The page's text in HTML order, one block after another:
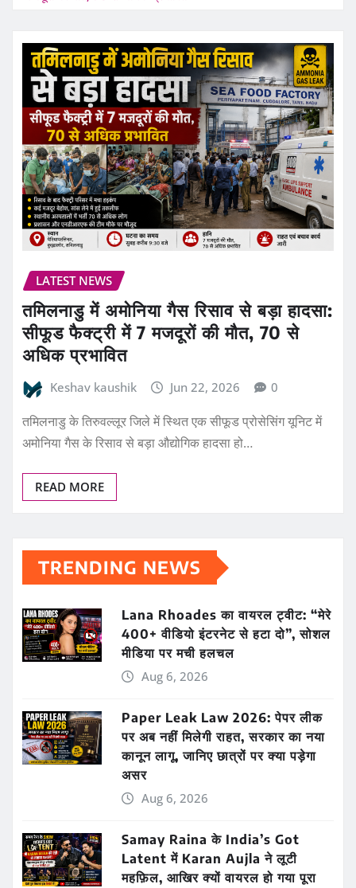
LATEST NEWS
तमिलनाडु में अमोनिया गैस रिसाव से बड़ा हादसा:
सीफूड फैक्ट्री में 7 मजदूरों की मौत, 70 से
अधिक प्रभावित
Keshav kaushik Jun 22, 2026 0
तमिलनाडु के तिरुवल्लूर जिले में स्थित एक सीफूड प्रोसेसिंग यूनिट में
अमोनिया गैस के रिसाव से बड़ा औद्योगिक हादसा हो…
READ MORE
TRENDING NEWS
Lana Rhoades का वायरल ट्वीट: “मेरे
400+ वीडियो इंटरनेट से हटा दो”, सोशल
मीडिया पर मची हलचल
Aug 6, 2026
Paper Leak Law 2026: पेपर लीक
पर अब नहीं मिलेगी राहत, सरकार का नया
कानून लागू, जानिए छात्रों पर क्या पड़ेगा
असर
Aug 6, 2026
Samay Raina के India’s Got
Latent में Karan Aujla ने लूटी
महफ़िल, आखिर क्यों वायरल हो गया पूरा